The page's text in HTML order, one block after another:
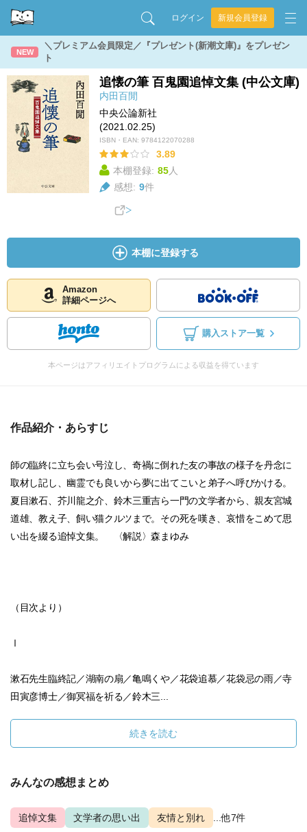
ログイン 新規会員登録
NEW
＼プレミアム会員限定／『プレゼント(新潮文庫)』をプレゼン
ト
追懐の筆 百鬼園追悼文集 (中公文庫)
内田百閒
中央公論新社
(2021.02.25)
ISBN・EAN: 9784122070288
3.89
本棚登録: 85人
感想: 9件
本棚に登録する
Amazon
詳細ページへ
購入ストア一覧
本ページはアフィリエイトプログラムによる収益を得ています
作品紹介・あらすじ
師の臨終に立ち会い号泣し、奇禍に倒れた友の事故の様子を丹念に
取材し記し、幽霊でも良いから夢に出てこいと弟子へ呼びかける。
夏目漱石、芥川龍之介、鈴木三重吉ら一門の文学者から、親友宮城
道雄、教え子、飼い猫クルツまで。その死を嘆き、哀惜をこめて思
い出を綴る追悼文集。 〈解説〉森まゆみ
（目次より）
Ⅰ
漱石先生臨終記／湖南の扇／亀鳴くや／花袋追慕／花袋忌の雨／寺
田寅彦博士／御冥福を祈る／鈴木三...
続きを読む
みんなの感想まとめ
追悼文集 文学者の思い出 友情と別れ ...他7件